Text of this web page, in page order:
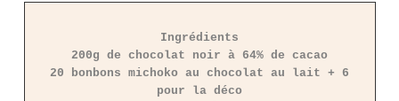
Ingrédients
200g de chocolat noir à 64% de cacao
20 bonbons michoko au chocolat au lait + 6
pour la déco